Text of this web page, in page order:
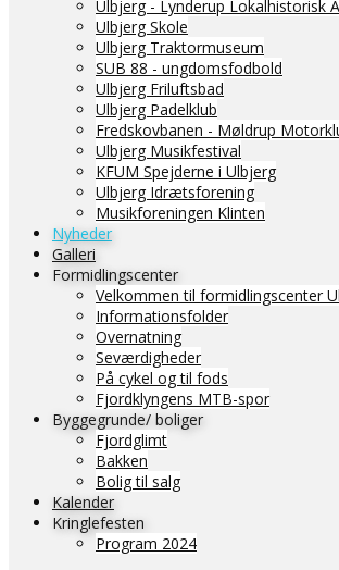
Ulbjerg - Lynderup Lokalhistorisk
Ulbjerg Skole
Ulbjerg Traktormuseum
SUB 88 - ungdomsfodbold
Ulbjerg Friluftsbad
Ulbjerg Padelklub
Fredskovbanen - Møldrup
Ulbjerg Musikfestival
KFUM Spejderne i Ulbjerg
Ulbjerg Idrætsforening
Musikforeningen Klinten
Nyheder
Galleri
Formidlingscenter
Velkommen til formidlingscenter
Informationsfolder
Overnatning
Seværdigheder
På cykel og til fods
Fjordklyngens MTB-spor
Byggegrunde/ boliger
Fjordglimt
Bakken
Bolig til salg
Kalender
Kringlefesten
Program 2024